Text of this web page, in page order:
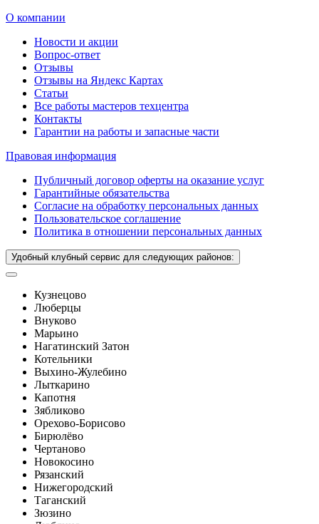
О компании
Новости и акции
Вопрос-ответ
Отзывы
Отзывы на Яндекс Картах
Статьи
Все работы мастеров техцентра
Контакты
Гарантии на работы и запасные части
Правовая информация
Публичный договор оферты на оказание услуг
Гарантийные обязательства
Согласие на обработку персональных данных
Пользовательское соглашение
Политика в отношении персональных данных
Удобный клубный сервис для следующих районов:
Кузнецово
Люберцы
Внуково
Марьино
Нагатинский Затон
Котельники
Выхино-Жулебино
Лыткарино
Капотня
Зябликово
Орехово-Борисово
Бирюлёво
Чертаново
Новокосино
Рязанский
Нижегородский
Таганский
Зюзино